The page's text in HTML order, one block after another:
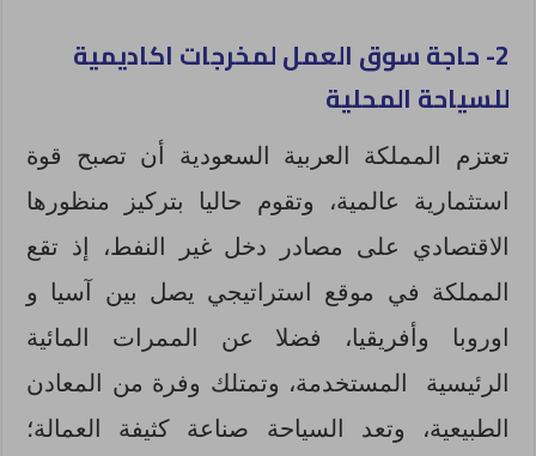
2- حاجة سوق العمل لمخرجات اكاديمية
للسياحة المحلية
تعتزم المملكة العربية السعودية أن تصبح قوة
استثمارية عالمية، وتقوم حاليا بتركيز منظورها
الاقتصادي على مصادر دخل غير النفط، إذ تقع
المملكة في موقع استراتيجي يصل بين آسيا و
اوروبا وأفريقيا، فضلا عن الممرات المائية
الرئيسية المستخدمة، وتمتلك وفرة من المعادن
الطبيعية، وتعد السياحة صناعة كثيفة العمالة؛